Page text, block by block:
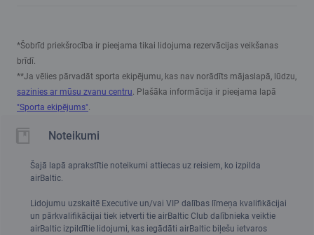
*Šobrīd priekšrocība ir pieejama tikai lidojuma rezervācijas veikšanas
brīdī.
**Ja vēlies pārvadāt sporta ekipējumu, kas nav norādīts mājaslapā, lūdzu,
sazinies ar mūsu zvanu centru . Plašāka informācija ir pieejama lapā
"Sporta ekipējums"
Noteikumi
Šajā lapā aprakstītie noteikumi attiecas uz reisiem, ko izpilda
airBaltic.
Lidojumu uzskaitē Executive un/vai VIP dalības līmeņa kvalifikācijai
un pārkvalifikācijai tiek ietverti tie airBaltic Club dalībnieka veiktie
airBaltic izpildītie lidojumi, kas iegādāti airBaltic biļešu ietvaros